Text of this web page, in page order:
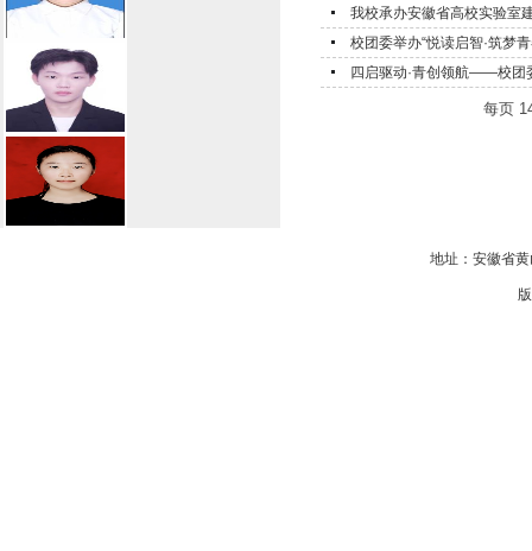
我校承办安徽省高校实验室
校团委举办“悦读启智·筑梦
四启驱动·青创领航——校团
每页
地址：安徽省